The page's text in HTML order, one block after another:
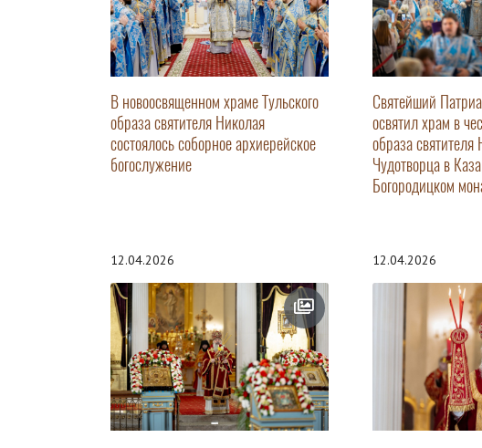
В новоосвященном храме Тульского
образа святителя Николая
состоялось соборное архиерейское
богослужение
Святейший
освятил храм в
образа святителя
Чудотворца в
Богородицком
12.04.2026 12.04.2026